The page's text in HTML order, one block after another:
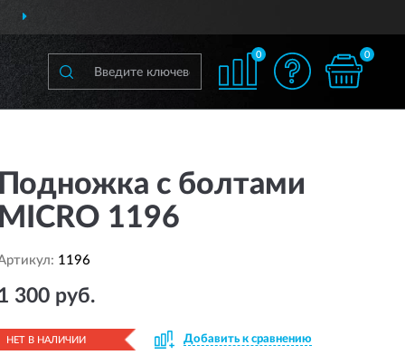
0 0
с болтами
1196
1196
300 руб.
НЕТ В НАЛИЧИИ Добавить к сравнению